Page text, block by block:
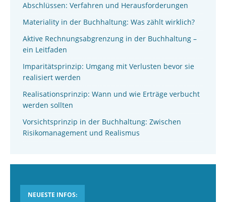
Abschlüssen: Verfahren und Herausforderungen
Materiality in der Buchhaltung: Was zählt wirklich?
Aktive Rechnungsabgrenzung in der Buchhaltung –
ein Leitfaden
Imparitätsprinzip: Umgang mit Verlusten bevor sie
realisiert werden
Realisationsprinzip: Wann und wie Erträge verbucht
werden sollten
Vorsichtsprinzip in der Buchhaltung: Zwischen
Risikomanagement und Realismus
NEUESTE INFOS: